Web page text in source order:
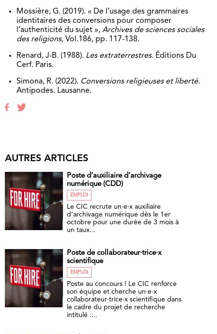
Mossière, G. (2019). « De l’usage des grammaires
identitaires des conversions pour composer
l’authenticité du sujet », Archives de sciences sociales
des religions, Vol.186, pp. 117-138.
Renard, J-B. (1988). Les extraterrestres. Éditions Du
Cerf. Paris.
Simona, R. (2022). Conversions religieuses et liberté.
Antipodes. Lausanne.
AUTRES ARTICLES
Poste d’auxiliaire d’archivage
numérique (CDD)
EMPLOI
Le CIC recrute un·e·x auxiliaire
d’archivage numérique dès le 1er
octobre pour une durée de 3 mois à
un taux...
Poste de collaborateur·trice·x
scientifique
EMPLOI
Poste au concours ! Le CIC renforce
son équipe et cherche un·e·x
collaborateur·trice·x scientifique dans
le cadre du projet de recherche
intitulé :...